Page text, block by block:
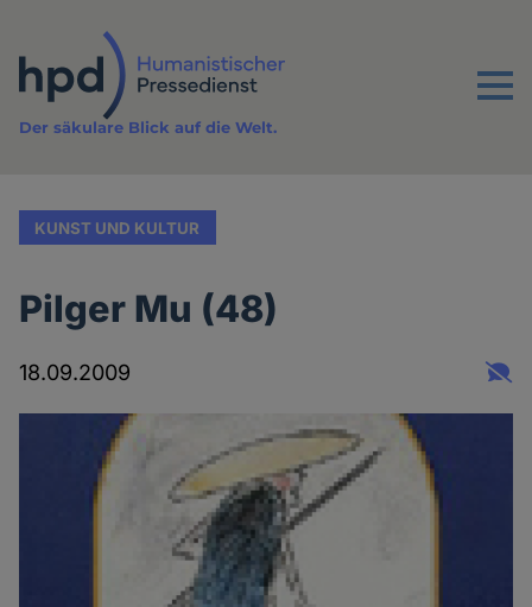
Inhalt
Menu
Der säkulare Blick auf die Welt.
KUNST UND KULTUR
Pilger Mu (48)
18.09.2009